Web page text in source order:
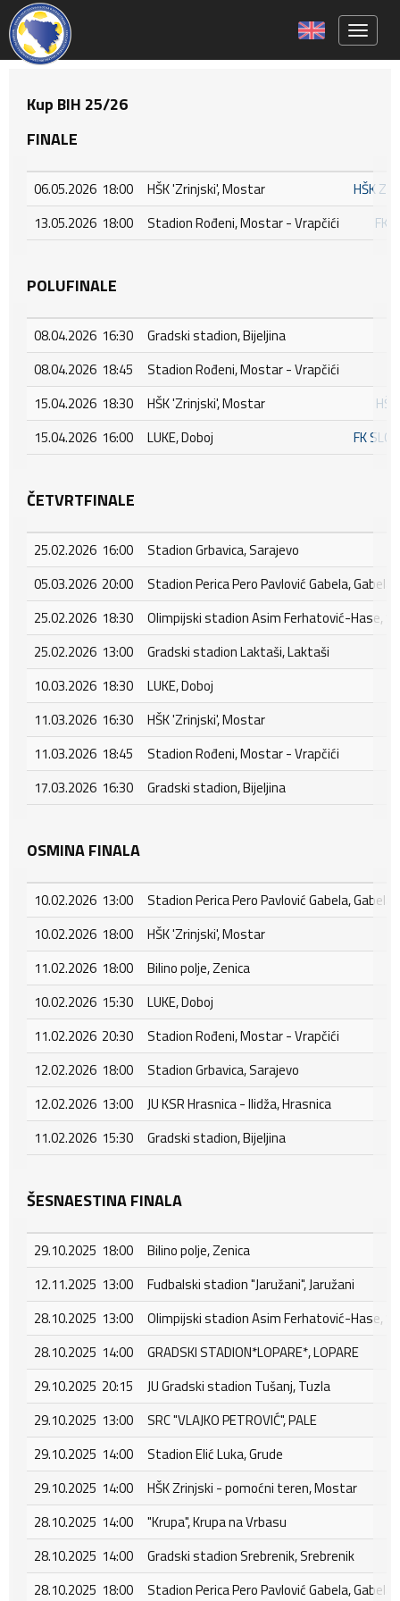
Kup BIH 25/26
FINALE
06.05.2026 18:00 HŠK 'Zrinjski', Mostar
HŠK
13.05.2026 18:00
Stadion Rođeni, Mostar - Vrapčići FK
POLUFINALE
08.04.2026 16:30 Gradski stadion, Bijeljina
08.04.2026 18:45
Stadion Rođeni, Mostar - Vrapčići
15.04.2026 18:30
HŠK 'Zrinjski', Mostar
15.04.2026 16:00
LUKE, Doboj FK
ČETVRTFINALE
25.02.2026 16:00
Stadion Grbavica, Sarajevo
05.03.2026 20:00
Stadion Perica Pero Pavlović Gabela, Gabela
25.02.2026 18:30
Olimpijski stadion Asim Ferhatović-Hase,
25.02.2026 13:00
Gradski stadion Laktaši, Laktaši
10.03.2026 18:30
LUKE, Doboj
11.03.2026 16:30
HŠK 'Zrinjski', Mostar
11.03.2026 18:45
Stadion Rođeni, Mostar - Vrapčići
17.03.2026 16:30
Gradski stadion, Bijeljina
OSMINA FINALA
10.02.2026 13:00
Stadion Perica Pero Pavlović Gabela, Gabela
10.02.2026 18:00
HŠK 'Zrinjski', Mostar
11.02.2026 18:00
Bilino polje, Zenica
10.02.2026 15:30
LUKE, Doboj
11.02.2026 20:30
Stadion Rođeni, Mostar - Vrapčići
12.02.2026 18:00
Stadion Grbavica, Sarajevo
12.02.2026 13:00
JU KSR Hrasnica - Ilidža, Hrasnica
11.02.2026 15:30
Gradski stadion, Bijeljina
ŠESNAESTINA FINALA
29.10.2025 18:00
Bilino polje, Zenica
12.11.2025 13:00
Fudbalski stadion "Jaružani", Jaružani
28.10.2025 13:00
Olimpijski stadion Asim Ferhatović-Hase,
28.10.2025 14:00
GRADSKI STADION*LOPARE*, LOPARE
29.10.2025 20:15
JU Gradski stadion Tušanj, Tuzla
29.10.2025 13:00
SRC "VLAJKO PETROVIĆ", PALE
29.10.2025 14:00
Stadion Elić Luka, Grude
29.10.2025 14:00
HŠK Zrinjski - pomoćni teren, Mostar
28.10.2025 14:00
"Krupa", Krupa na Vrbasu
28.10.2025 14:00
Gradski stadion Srebrenik, Srebrenik
28.10.2025 18:00
Stadion Perica Pero Pavlović Gabela, Gabela